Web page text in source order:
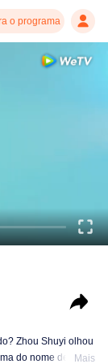
o programa
suave
Zhou Shuyi olhou
do nome deleMais